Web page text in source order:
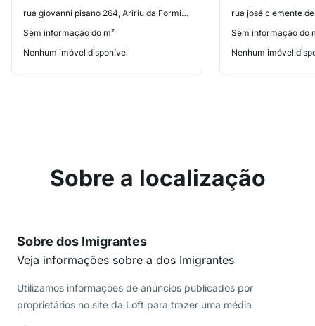
rua giovanni pisano 264, Aririu da Formiga
Sem informação do m²
Nenhum imóvel disponível
Sem informação do
Nenhum imóvel
Sobre a localização
Sobre dos Imigrantes
Veja informações sobre a dos Imigrantes
Utilizamos informações de anúncios publicados por
proprietários no site da Loft para trazer uma média